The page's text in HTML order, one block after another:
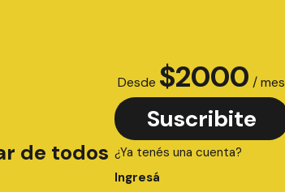
de todos
Desde $2000 / mes
Suscribite
¿Ya tenés una cuenta?
Ingresá